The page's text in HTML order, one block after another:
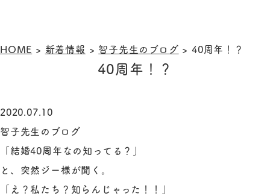
HOME > 新着情報 > 智子先生のブログ >40周年！？
40周年！？
2020.07.10
智子先生のブログ
「結婚40周年なの知ってる？」
と、突然ジー様が聞く。
「え？私たち？知らんじゃった！！」